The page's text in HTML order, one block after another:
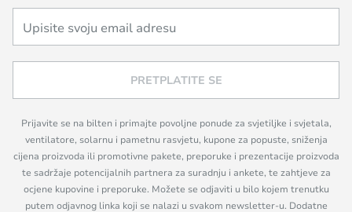
PRETPLATITE SE
Prijavite se na bilten i primajte povoljne ponude za svjetiljke i svjetala,
ventilatore, solarnu i pametnu rasvjetu, kupone za popuste, sniženja
cijena proizvoda ili promotivne pakete, preporuke i prezentacije proizvoda
te sadržaje potencijalnih partnera za suradnju i ankete, te zahtjeve za
ocjene kupovine i preporuke. Možete se odjaviti u bilo kojem trenutku
putem odjavnog linka koji se nalazi u svakom newsletter-u. Dodatne